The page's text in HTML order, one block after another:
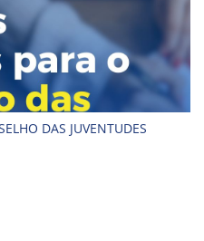
DAS JUVENTUDES